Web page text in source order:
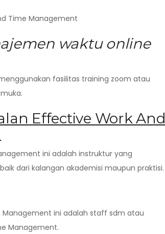
Time Management
waktu online
fasilitas training zoom atau
Effective Work And
ini adalah instruktur yang
dari kalangan akademisi maupun praktisi.
ini adalah staff sdm atau
Management.